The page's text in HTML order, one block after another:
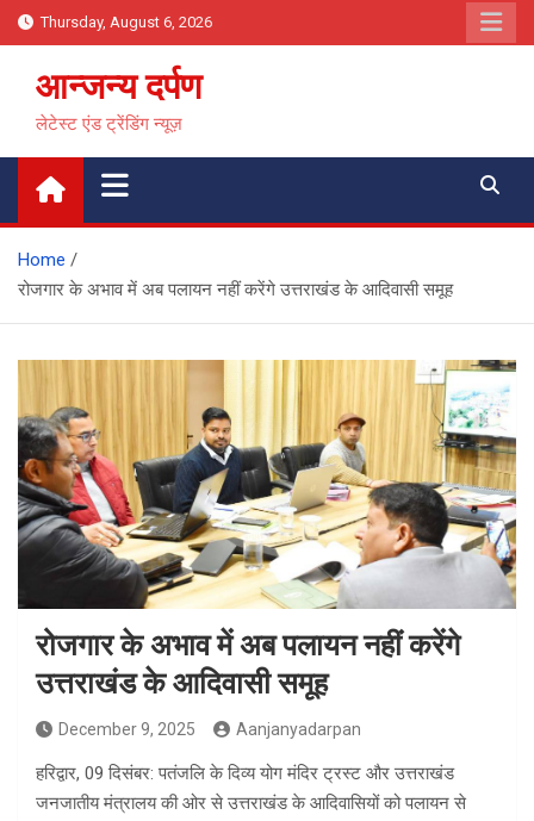
Skip
to
content
Thursday, August 6, 2026
आन्जन्य दर्पण
लेटेस्ट एंड ट्रेंडिंग न्यूज़
Home
रोजगार के अभाव में अब पलायन नहीं करेंगे उत्तराखंड के आदिवासी समूह
रोजगार के अभाव में अब पलायन नहीं करेंगे
उत्तराखंड के आदिवासी समूह
December 9, 2025 Aanjanyadarpan
हरिद्वार, 09 दिसंबर: पतंजलि के दिव्य योग मंदिर ट्रस्ट और उत्तराखंड
जनजातीय मंत्रालय की ओर से उत्तराखंड के आदिवासियों को पलायन से